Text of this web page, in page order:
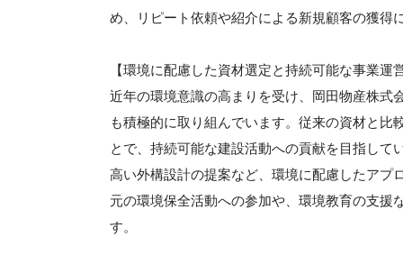
め、リピート依頼や紹介による新規顧客の獲得
【環境に配慮した資材選定と持続可能な事業運
近年の環境意識の高まりを受け、岡田物産株式
も積極的に取り組んでいます。従来の資材と
とで、持続可能な建設活動への貢献を目指し
高い外構設計の提案など、環境に配慮したアプ
元の環境保全活動への参加や、環境教育の支援
す。